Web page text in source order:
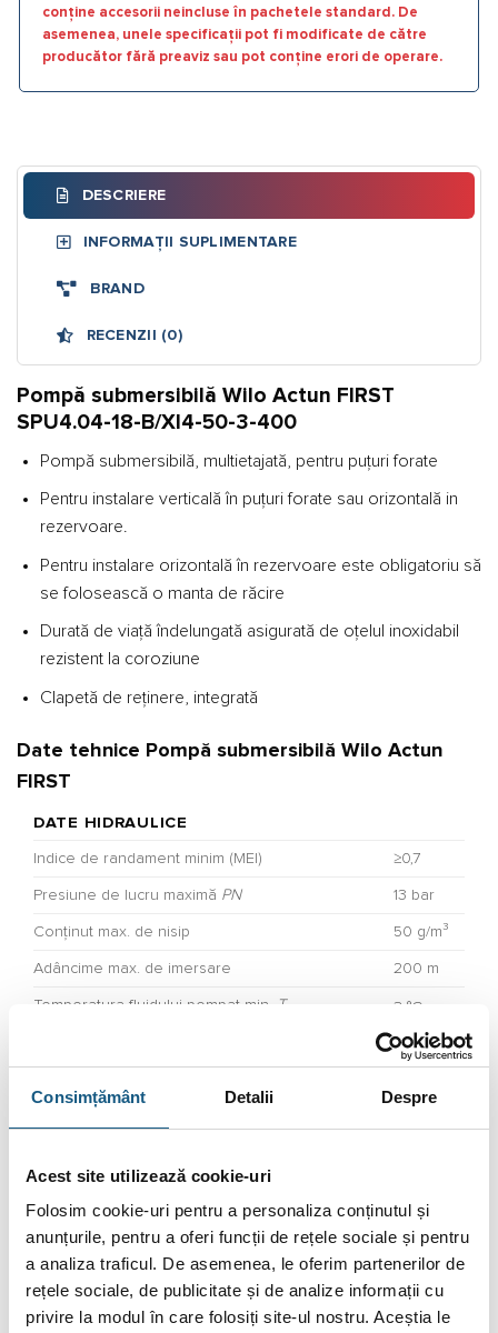
Consimțământ Detalii Despre
Acest site utilizează cookie-uri
Folosim cookie-uri pentru a personaliza conținutul și
anunțurile, pentru a oferi funcții de rețele sociale și pentru
a analiza traficul. De asemenea, le oferim partenerilor de
rețele sociale, de publicitate și de analize informații cu
privire la modul în care folosiți site-ul nostru. Aceștia le
conține accesorii neincluse în pachetele standard. De
asemenea, unele specificații pot fi modificate de către
producător fără preaviz sau pot conține erori de operare.
DESCRIERE
INFORMAȚII SUPLIMENTARE
BRAND
RECENZII (0)
Pompă submersibilă Wilo Actun FIRST
SPU4.04-18-B/XI4-50-3-400
Pompă submersibilă, multietajată, pentru puțuri forate
Pentru instalare verticală în puțuri forate sau orizontală in
rezervoare.
Pentru instalare orizontală în rezervoare este obligatoriu să
se folosească o manta de răcire
Durată de viață îndelungată asigurată de oțelul inoxidabil
rezistent la coroziune
Clapetă de reţinere, integrată
Date tehnice Pompă submersibilă Wilo Actun
FIRST
DATE HIDRAULICE
Indice de randament minim (MEI) ≥0,7
Presiune de lucru maximă PN 13 bar
Conținut max. de nisip 50 g/m³
Adâncime max. de imersare 200 m
Temperatura fluidului pompat min. T 3 °C
30 °C
DATE TEHNICE MOTOR
Indice de eficiență energetică (EEI)
Alimentare electrică 3~400 V, 50 Hz
Putere nominală a motoruluiP2 1,5 kW